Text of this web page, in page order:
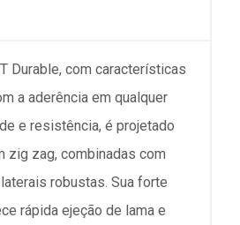
Durable, com características
a aderência em qualquer
e resistência, é projetado
zig zag, combinadas com
robustas. Sua forte
rápida ejeção de lama e